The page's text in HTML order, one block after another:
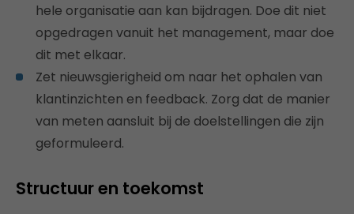
hele organisatie aan kan bijdragen. Doe dit niet
opgedragen vanuit het management, maar doe
dit met elkaar.
Zet nieuwsgierigheid om naar het ophalen van
klantinzichten en feedback. Zorg dat de manier
van meten aansluit bij de doelstellingen die zijn
geformuleerd.
Structuur en toekomst